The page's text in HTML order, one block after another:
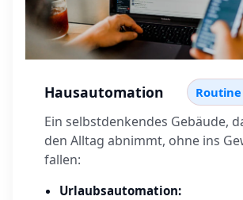
Hausautomation
Ein selbstdenkendes Gebäude,
den Alltag abnimmt, ohne ins
fallen:
Urlaubsautomation: